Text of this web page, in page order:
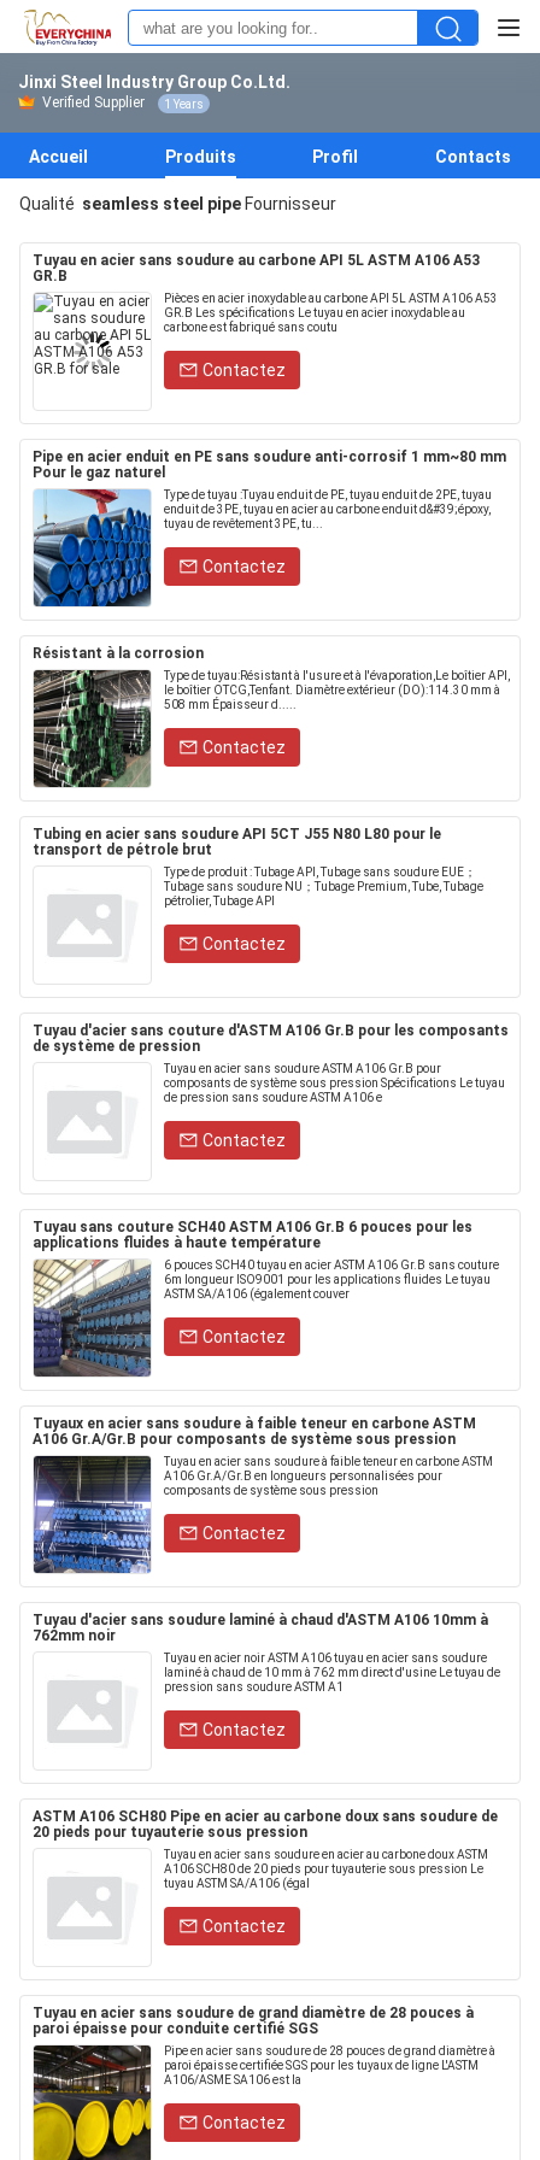
Jinxi Steel Industry Group Co.Ltd.
Verified Supplier 1 Years
Accueil Produits Profil Contacts
Qualité seamless steel pipe Fournisseur
Tuyau en acier sans soudure au carbone API 5L ASTM A106 A53
GR.B
Pièces en acier inoxydable au carbone API 5L ASTM A106 A53
GR.B Les spécifications Le tuyau en acier inoxydable au
carbone est fabriqué sans coutu
Contactez
Pipe en acier enduit en PE sans soudure anti-corrosif 1 mm~80 mm
Pour le gaz naturel
Type de tuyau :Tuyau enduit de PE, tuyau enduit de 2PE, tuyau
enduit de 3PE, tuyau en acier au carbone enduit d&#39;époxy,
tuyau de revêtement 3PE, tu...
Contactez
Résistant à la corrosion
Type de tuyau:Résistant à l'usure et à l'évaporation,Le boîtier API,
le boîtier OTCG,Tenfant. Diamètre extérieur (DO):114.30 mm à
508 mm Épaisseur d.....
Contactez
Tubing en acier sans soudure API 5CT J55 N80 L80 pour le
transport de pétrole brut
Type de produit : Tubage API, Tubage sans soudure EUE；
Tubage sans soudure NU；Tubage Premium, Tube, Tubage
pétrolier, Tubage API
Contactez
Tuyau d'acier sans couture d'ASTM A106 Gr.B pour les composants
de système de pression
Tuyau en acier sans soudure ASTM A106 Gr.B pour
composants de système sous pression Spécifications Le tuyau
de pression sans soudure ASTM A106 e
Contactez
Tuyau sans couture SCH40 ASTM A106 Gr.B 6 pouces pour les
applications fluides à haute température
6 pouces SCH40 tuyau en acier ASTM A106 Gr.B sans couture
6m longueur ISO9001 pour les applications fluides Le tuyau
ASTM SA/A106 (également couver
Contactez
Tuyaux en acier sans soudure à faible teneur en carbone ASTM
A106 Gr.A/Gr.B pour composants de système sous pression
Tuyau en acier sans soudure à faible teneur en carbone ASTM
A106 Gr.A/Gr.B en longueurs personnalisées pour
composants de système sous pression
Contactez
Tuyau d'acier sans soudure laminé à chaud d'ASTM A106 10mm à
762mm noir
Tuyau en acier noir ASTM A106 tuyau en acier sans soudure
laminé à chaud de 10 mm à 762 mm direct d'usine Le tuyau de
pression sans soudure ASTM A1
Contactez
ASTM A106 SCH80 Pipe en acier au carbone doux sans soudure de
20 pieds pour tuyauterie sous pression
Tuyau en acier sans soudure en acier au carbone doux ASTM
A106 SCH80 de 20 pieds pour tuyauterie sous pression Le
tuyau ASTM SA/A106 (égal
Contactez
Tuyau en acier sans soudure de grand diamètre de 28 pouces à
paroi épaisse pour conduite certifié SGS
Pipe en acier sans soudure de 28 pouces de grand diamètre à
paroi épaisse certifiée SGS pour les tuyaux de ligne L'ASTM
A106/ASME SA106 est la
Contactez